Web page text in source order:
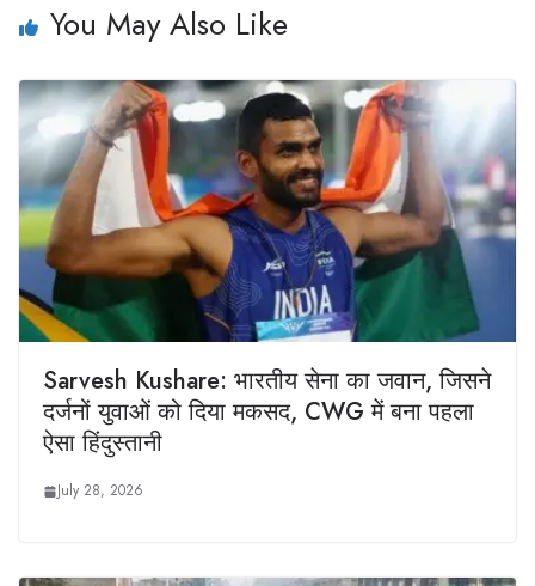
You May Also Like
Sarvesh Kushare: भारतीय सेना का जवान, जिसने
दर्जनों युवाओं को दिया मकसद, CWG में बना पहला
ऐसा हिंदुस्तानी
July 28, 2026